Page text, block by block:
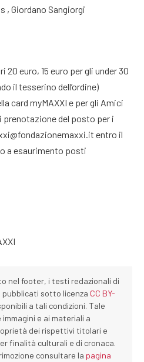
, Giordano Sangiorgi
euro, 15 euro per gli under 30
il tesserino dell’ordine)
card myMAXXI e per gli Amici
prenotazione del posto per i
entro il
a esaurimento posti
nel footer, i testi redazionali di
sotto licenza CC BY-
a tali condizioni. Tale
e ai materiali a
dei rispettivi titolari e
finalità culturali e di cronaca.
consultare la pagina